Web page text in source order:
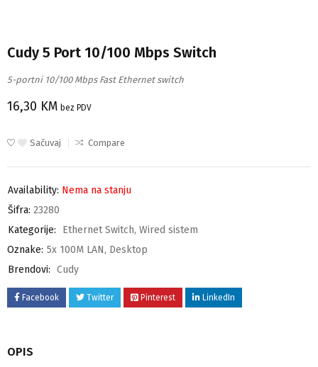
Cudy 5 Port 10/100 Mbps Switch
5-portni 10/100 Mbps Fast Ethernet switch
16,30 KM bez PDV
Sačuvaj Compare
Availability: Nema na stanju
Šifra: 23280
Kategorije:
Ethernet Switch, Wired sistem
Oznake: 5x 100M LAN, Desktop
Brendovi: Cudy
Facebook Twitter Pinterest LinkedIn
OPIS